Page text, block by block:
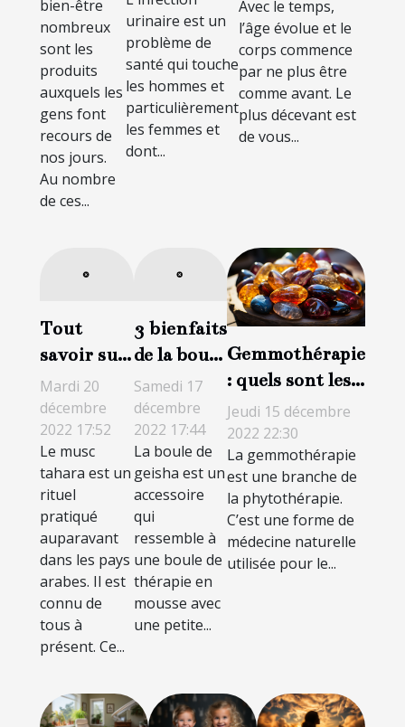
bien-être
nombreux
sont les
produits
auxquels les
gens font
recours de
nos jours.
Au nombre
de ces...
urinaire est un
problème de
santé qui touche
les hommes et
particulièrement
les femmes et
dont...
Avec le temps,
l’âge évolue et le
corps commence
par ne plus être
comme avant. Le
plus décevant est
de vous...
Tout
savoir sur
le musc
intime
tahara
Mardi 20
décembre
2022 17:52
Le musc
tahara est un
rituel
pratiqué
auparavant
dans les pays
arabes. Il est
connu de
tous à
présent. Ce...
3 bienfaits
de la boule
de geisha
Samedi 17
décembre
2022 17:44
La boule de
geisha est un
accessoire
qui
ressemble à
une boule de
thérapie en
mousse avec
une petite...
Gemmothérapie
: quels sont les
avantages et les
inconvénients ?
Jeudi 15 décembre
2022 22:30
La gemmothérapie
est une branche de
la phytothérapie.
C’est une forme de
médecine naturelle
utilisée pour le...